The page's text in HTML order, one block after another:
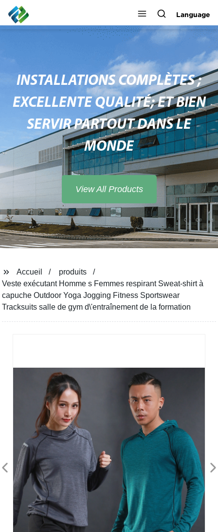
Language
INSTALLATIONS COMPLÈTES ;
EXCELLENTE QUALITÉ; ET BIEN
SERVIR PARTOUT DANS LE
MONDE
View All Products
Accueil
produits
Veste exécutant Homme s Femmes respirant Sweat-shirt à
capuche Outdoor Yoga Jogging Fitness Sportswear
Tracksuits salle de gym d\'entraînement de la formation